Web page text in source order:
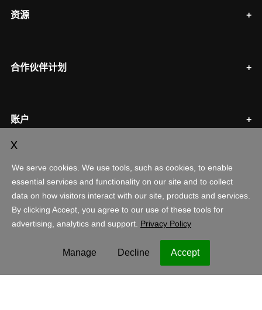
资源
合作伙伴计划
账户
购物